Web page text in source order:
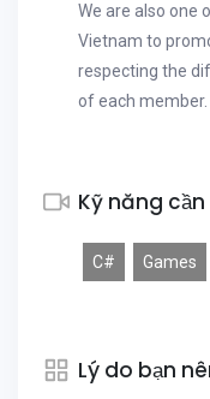
We are also one
Vietnam to
respecting the
of each member.
Kỹ năng
C# Games
Lý do bạn